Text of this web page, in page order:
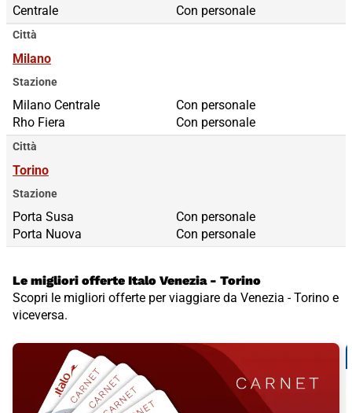
Centrale Con personale
Città
Milano
Stazione
Milano Centrale
Rho Fiera
Milano Centrale
Con personale
Rho Fiera
Con personale
Città
Torino
Stazione
Porta Susa
Porta Nuova
Porta Susa
Con personale
Porta Nuova
Con personale
Le migliori offerte Italo Venezia - Torino
Scopri le migliori offerte per viaggiare da Venezia - Torino e
viceversa.